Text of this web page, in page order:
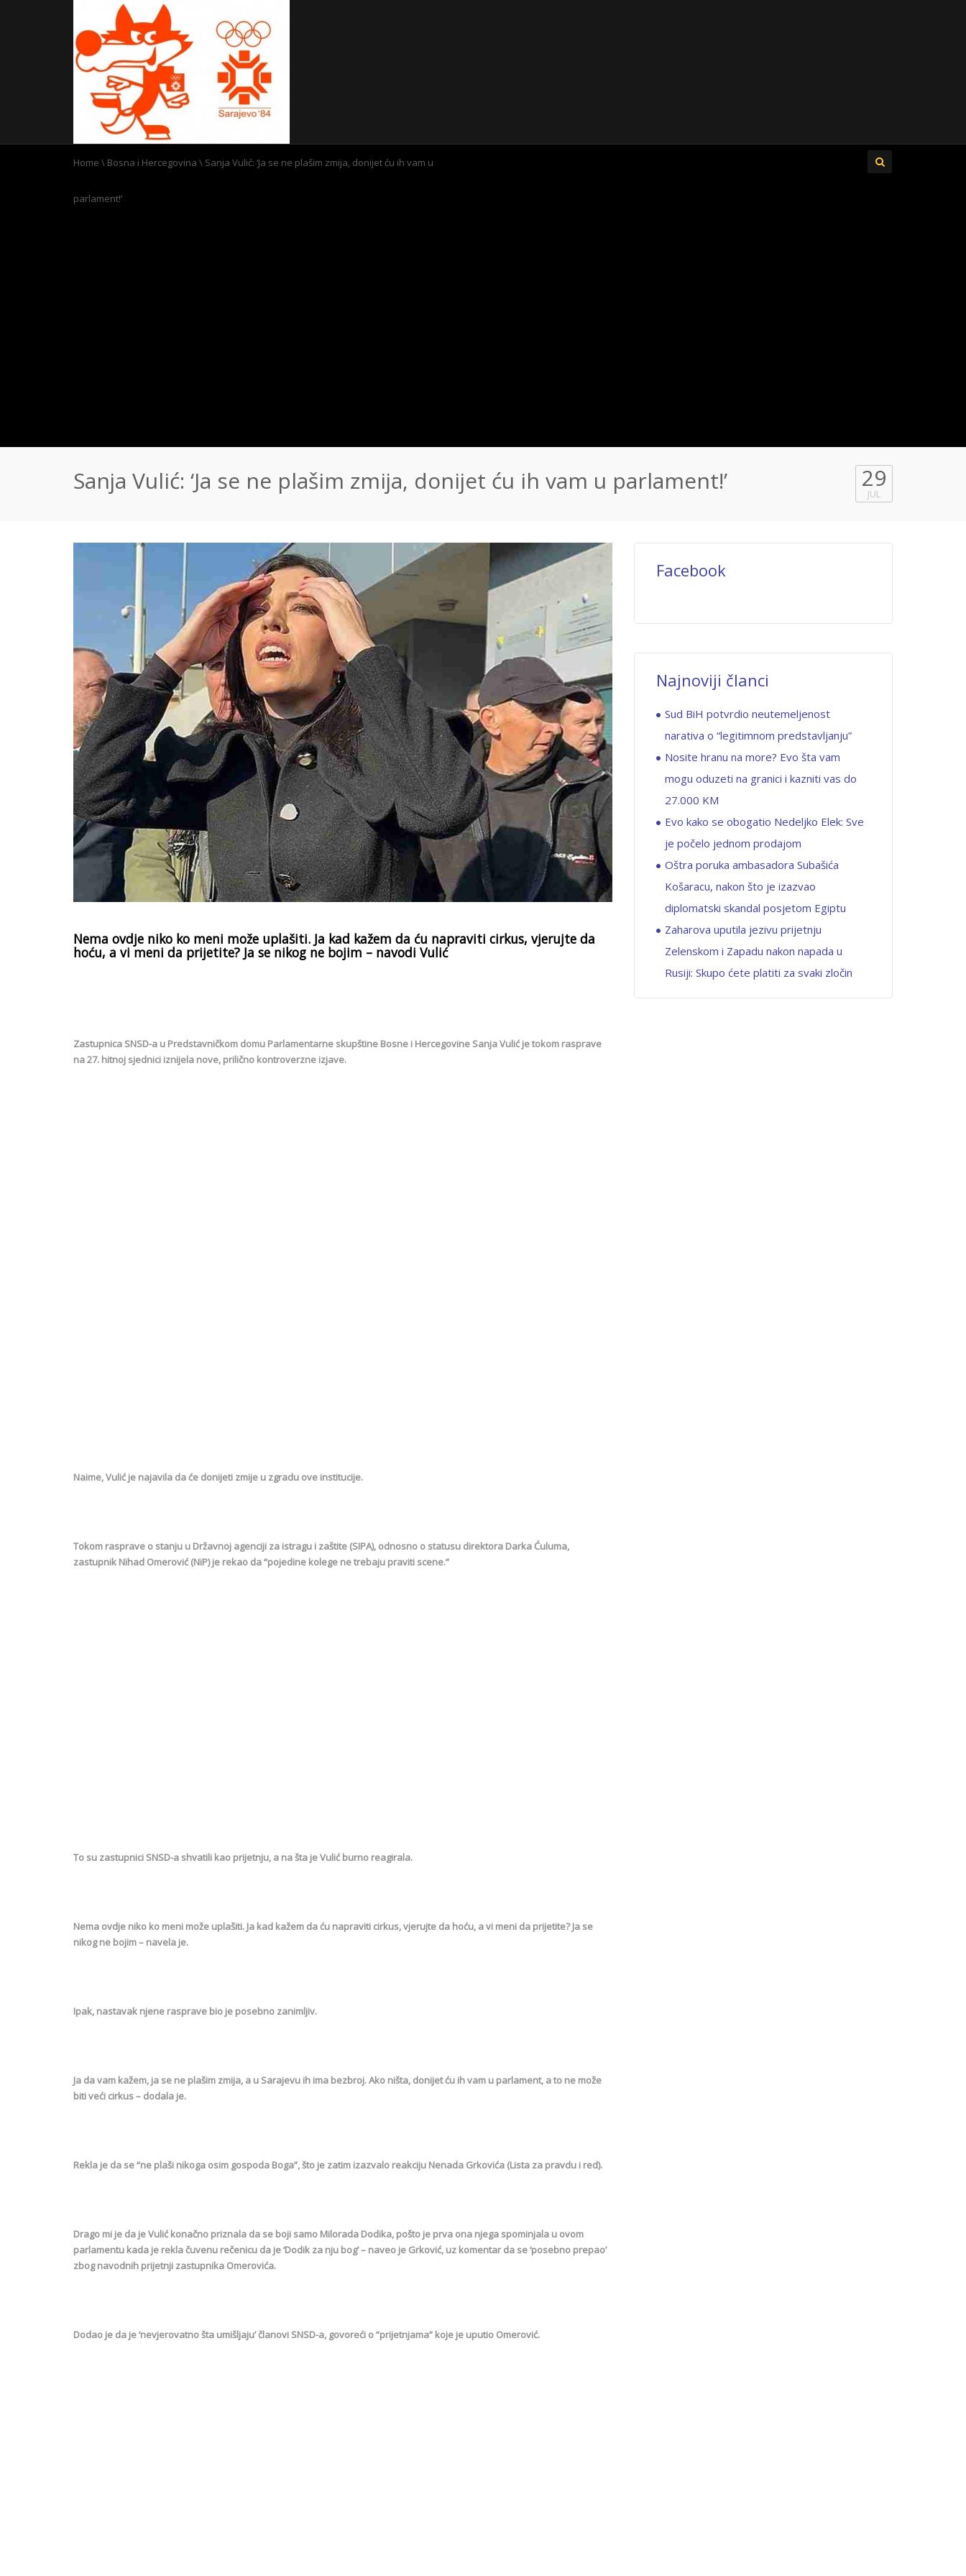
Home \ Bosna i Hercegovina \ Sanja Vulić: ‘Ja se ne plašim zmija, donijet ću ih vam u
parlament!’
Sanja Vulić: ‘Ja se ne plašim zmija, donijet ću ih vam u parlament!’ 29
JUL
Nema ovdje niko ko meni može uplašiti. Ja kad kažem da ću napraviti cirkus, vjerujte da
hoću, a vi meni da prijetite? Ja se nikog ne bojim – navodi Vulić
Zastupnica SNSD-a u Predstavničkom domu Parlamentarne skupštine Bosne i Hercegovine Sanja Vulić je tokom rasprave
na 27. hitnoj sjednici iznijela nove, prilično kontroverzne izjave.
Naime, Vulić je najavila da će donijeti zmije u zgradu ove institucije.
Tokom rasprave o stanju u Državnoj agenciji za istragu i zaštite (SIPA), odnosno o statusu direktora Darka Ćuluma,
zastupnik Nihad Omerović (NiP) je rekao da “pojedine kolege ne trebaju praviti scene.”
To su zastupnici SNSD-a shvatili kao prijetnju, a na šta je Vulić burno reagirala.
Nema ovdje niko ko meni može uplašiti. Ja kad kažem da ću napraviti cirkus, vjerujte da hoću, a vi meni da prijetite? Ja se
nikog ne bojim – navela je.
Ipak, nastavak njene rasprave bio je posebno zanimljiv.
Ja da vam kažem, ja se ne plašim zmija, a u Sarajevu ih ima bezbroj. Ako ništa, donijet ću ih vam u parlament, a to ne može
biti veći cirkus – dodala je.
Rekla je da se “ne plaši nikoga osim gospoda Boga”, što je zatim izazvalo reakciju Nenada Grkovića (Lista za pravdu i red).
Drago mi je da je Vulić konačno priznala da se boji samo Milorada Dodika, pošto je prva ona njega spominjala u ovom
parlamentu kada je rekla čuvenu rečenicu da je ‘Dodik za nju bog’ – naveo je Grković, uz komentar da se ‘posebno prepao’
zbog navodnih prijetnji zastupnika Omerovića.
Dodao je da je ‘nevjerovatno šta umišljaju’ članovi SNSD-a, govoreći o “prijetnjama” koje je uputio Omerović.
Facebook
Najnoviji članci
Sud BiH potvrdio neutemeljenost
narativa o “legitimnom predstavljanju”
Nosite hranu na more? Evo šta vam
mogu oduzeti na granici i kazniti vas do
27.000 KM
Evo kako se obogatio Nedeljko Elek: Sve
je počelo jednom prodajom
Oštra poruka ambasadora Subašića
Košaracu, nakon što je izazvao
diplomatski skandal posjetom Egiptu
Zaharova uputila jezivu prijetnju
Zelenskom i Zapadu nakon napada u
Rusiji: Skupo ćete platiti za svaki zločin